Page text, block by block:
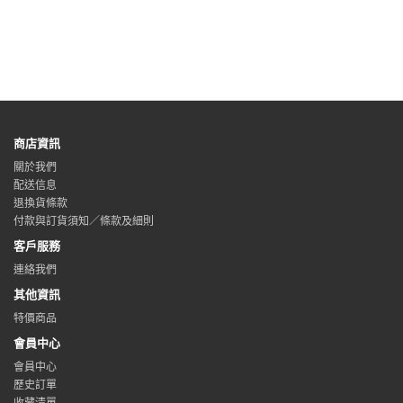
商店資訊
關於我們
配送信息
退換貨條款
付款與訂貨須知／條款及細則
客戶服務
連絡我們
其他資訊
特價商品
會員中心
會員中心
歷史訂單